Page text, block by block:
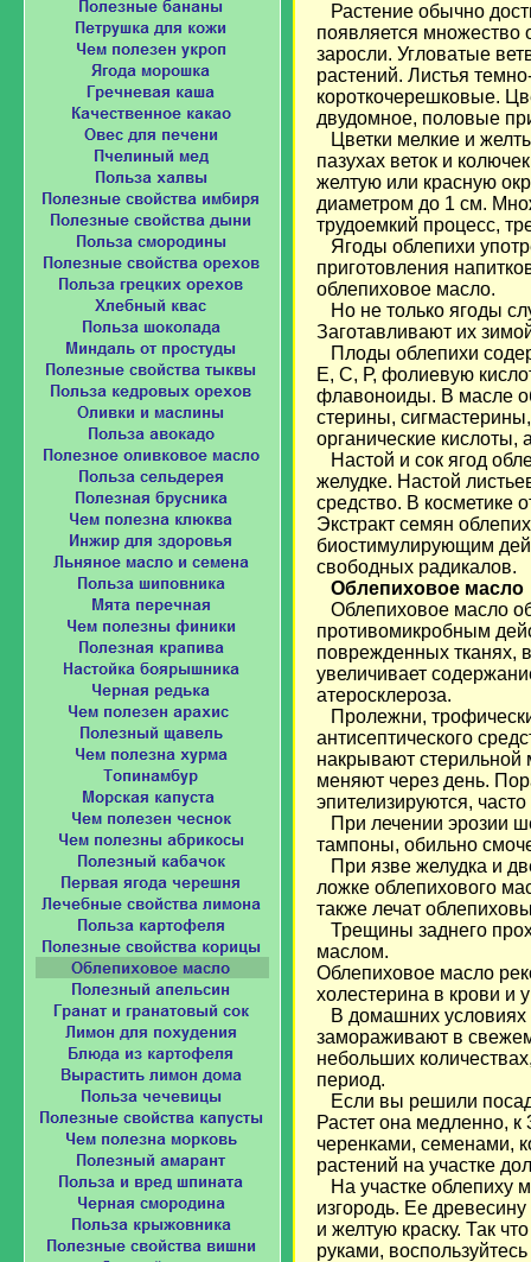
Растение обычно
появляется множество
заросли. Угловатые
растений. Листья
короткочерешковые.
двудомное, половые
Цветки мелкие и
пазухах веток и
желтую или красную
диаметром до 1 см.
трудоемкий процесс,
Ягоды облепихи
приготовления
облепиховое масло.
Но не только ягоды
Заготавливают их
Плоды облепихи
Е, С, Р, фолиевую
флавоноиды. В масле
стерины,
органические
Настой и сок ягод
желудке. Настой
средство. В косметике
Экстракт семян
биостимулирующим
свободных радикалов.
Облепиховое масло
Облепиховое масло
противомикробным
поврежденных тканях,
увеличивает
атеросклероза.
Пролежни,
антисептического
накрывают стерильной
меняют через день.
эпителизируются,
При лечении эрозии
тампоны, обильно
При язве желудка и
ложке облепихового
также лечат
Трещины заднего
маслом.
Облепиховое масло
холестерина в крови и
В домашних условиях
замораживают в
небольших
период.
Если вы решили
Растет она медленно,
черенками, семенами,
растений на участке
На участке облепиху
изгородь. Ее
и желтую краску. Так
руками,